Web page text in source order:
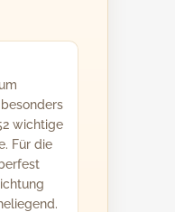
wichtige
Für die